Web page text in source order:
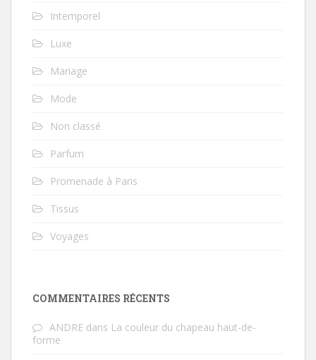
Intemporel
Luxe
Mariage
Mode
Non classé
Parfum
Promenade à Paris
Tissus
Voyages
COMMENTAIRES RÉCENTS
ANDRE dans La couleur du chapeau haut-de-
forme